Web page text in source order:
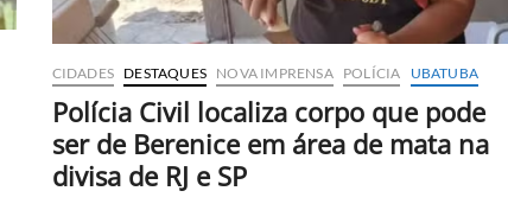
CIDADES DESTAQUES NOVA IMPRENSA POLÍCIA UBATUBA
Polícia Civil localiza corpo que pode
ser de Berenice em área de mata na
divisa de RJ e SP